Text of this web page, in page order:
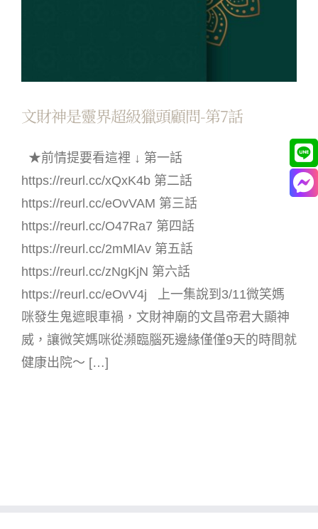
文財神是靈界超級獵頭顧問-第7話
★前情提要看這裡 ↓ 第一話
https://reurl.cc/xQxK4b 第二話
https://reurl.cc/eOvVAM 第三話
https://reurl.cc/O47Ra7 第四話
https://reurl.cc/2mMlAv 第五話
https://reurl.cc/zNgKjN 第六話
https://reurl.cc/eOvV4j 上一集說到3/11微笑媽
咪發生鬼遮眼車禍，文財神廟的文昌帝君大顯神
威，讓微笑媽咪從瀕臨腦死邊緣僅僅9天的時間就
健康出院～ […]